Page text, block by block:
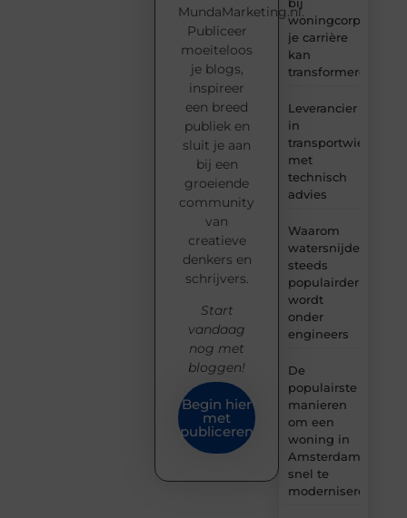
woningcorporaties
je carrière
kan
transformeren
Leverancier
in
transportwielen
met
technisch
advies
Waarom
watersnijden
steeds
populairder
wordt
onder
engineers
De
populairste
manieren
om een
woning in
Amsterdam
snel te
moderniseren
MundaMarketing.nl.
Publiceer
moeiteloos
je blogs,
inspireer
een breed
publiek en
sluit je aan
bij een
groeiende
community
van
creatieve
denkers en
schrijvers.
Start
vandaag
nog met
bloggen!
Begin hier
met
publiceren